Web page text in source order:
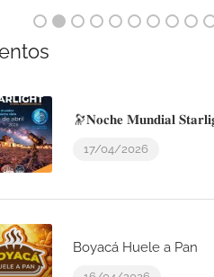
🔭𝐍𝐨𝐜𝐡𝐞 𝐌𝐮𝐧𝐝𝐢𝐚𝐥
17/04/2026
Boyacá Huele a Pan